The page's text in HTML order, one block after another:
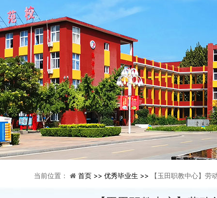
当前位置： 首页 >> 优秀毕业生 >> 【玉田职教中心】